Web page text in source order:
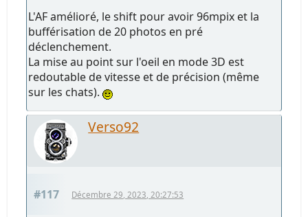
L'AF amélioré, le shift pour avoir 96mpix et la
bufférisation de 20 photos en pré
déclenchement.
La mise au point sur l'oeil en mode 3D est
redoutable de vitesse et de précision (même
sur les chats).
Verso92
#117 Décembre 29, 2023, 20:27:53